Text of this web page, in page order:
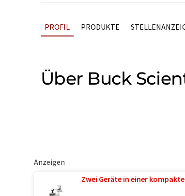
PROFIL PRODUKTE
Über Buck
Anzeigen
Zwei Geräte in einer